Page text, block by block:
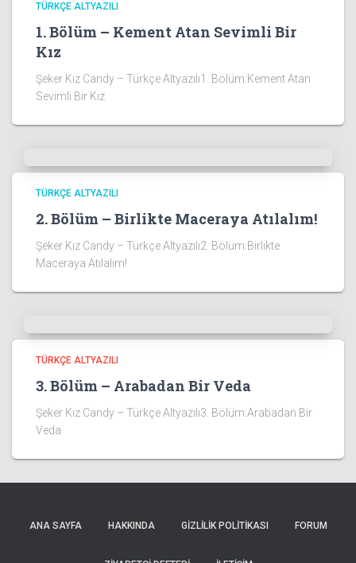
TÜRKÇE ALTYAZILI
1. Bölüm – Kement Atan Sevimli Bir
Kız
Şeker Kız Candy – Türkçe Altyazılı1. Bölüm:Kement Atan
Sevimli Bir Kız
TÜRKÇE ALTYAZILI
2. Bölüm – Birlikte Maceraya Atılalım!
Şeker Kız Candy – Türkçe Altyazılı2. Bölüm:Birlikte
Maceraya Atılalım!
TÜRKÇE ALTYAZILI
3. Bölüm – Arabadan Bir Veda
Şeker Kız Candy – Türkçe Altyazılı3. Bölüm:Arabadan Bir
Veda
ANA SAYFA HAKKINDA GIZLILIK POLITIKASI FORUM